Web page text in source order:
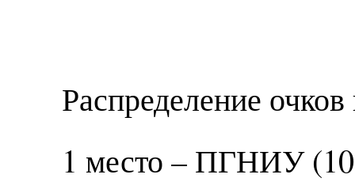
Распределение
1 место – ПГНИУ